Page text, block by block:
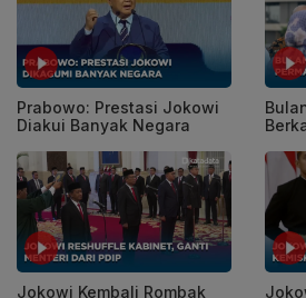
Prabowo: Prestasi Jokowi
Diakui Banyak Negara
Jokowi Kembali Rombak